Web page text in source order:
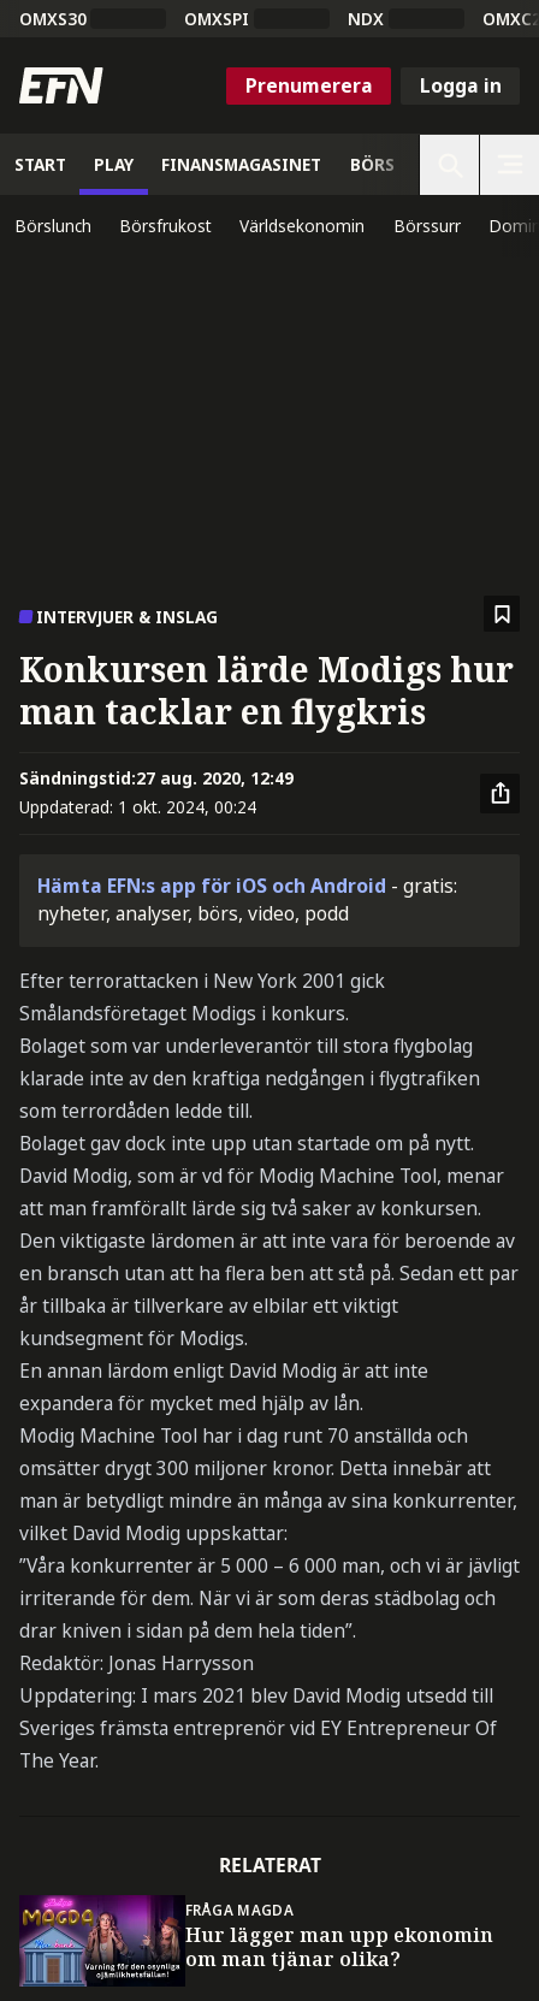
OMXS30 OMXSPI NDX
Prenumerera Logga in
START PLAY FINANSMAGASINET BÖRS
Börslunch Börsfrukost Världsekonomin Börssurr
INTERVJUER & INSLAG
Konkursen lärde Modigs hur
man tacklar en flygkris
Sändningstid:27 aug. 2020, 12:49
Uppdaterad: 1 okt. 2024, 00:24
Hämta EFN:s app för iOS och Android - gratis:
nyheter, analyser, börs, video, podd
Efter terrorattacken i New York 2001 gick
Smålandsföretaget Modigs i konkurs.
Bolaget som var underleverantör till stora flygbolag
klarade inte av den kraftiga nedgången i flygtrafiken
som terrordåden ledde till.
Bolaget gav dock inte upp utan startade om på nytt.
David Modig, som är vd för Modig Machine Tool, menar
att man framförallt lärde sig två saker av konkursen.
Den viktigaste lärdomen är att inte vara för beroende av
en bransch utan att ha flera ben att stå på. Sedan ett par
år tillbaka är tillverkare av elbilar ett viktigt
kundsegment för Modigs.
En annan lärdom enligt David Modig är att inte
expandera för mycket med hjälp av lån.
Modig Machine Tool har i dag runt 70 anställda och
omsätter drygt 300 miljoner kronor. Detta innebär att
man är betydligt mindre än många av sina konkurrenter,
vilket David Modig uppskattar:
”Våra konkurrenter är 5 000 – 6 000 man, och vi är jävligt
irriterande för dem. När vi är som deras städbolag och
drar kniven i sidan på dem hela tiden”.
Redaktör: Jonas Harrysson
Uppdatering: I mars 2021 blev David Modig utsedd till
Sveriges främsta entreprenör vid EY Entrepreneur Of
The Year.
RELATERAT
FRÅGA MAGDA
Hur lägger man upp ekonomin
om man tjänar olika?